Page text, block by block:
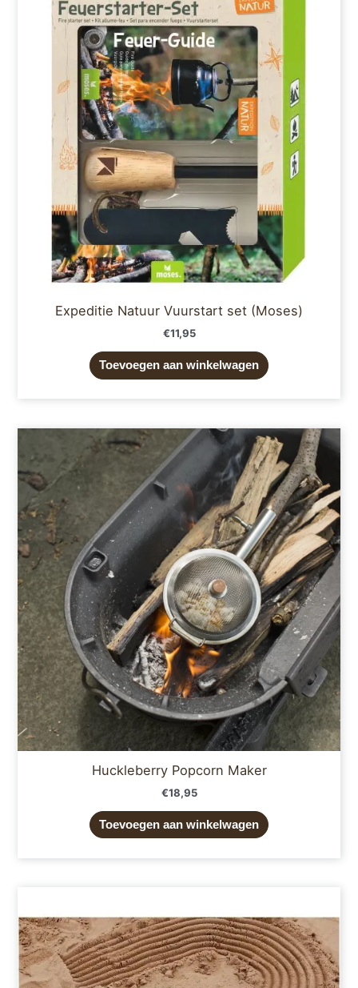
Expeditie Natuur Vuurstart set (Moses)
€11,95
Toevoegen aan winkelwagen
Huckleberry Popcorn Maker
€18,95
Toevoegen aan winkelwagen